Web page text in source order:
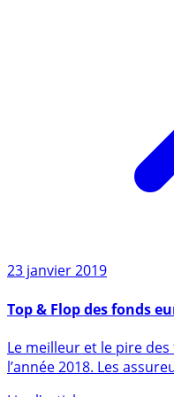
23 janvier 2019
Top & Flop des fonds